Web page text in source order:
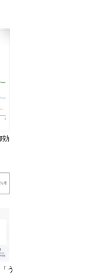
効
う